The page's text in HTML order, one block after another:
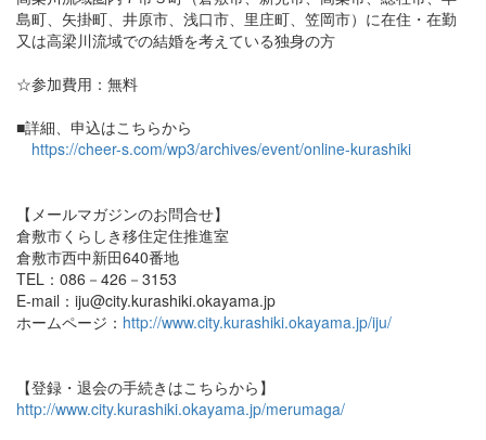
島町、矢掛町、井原市、浅口市、里庄町、笠岡市）に在住・在勤
又は高梁川流域での結婚を考えている独身の方
☆参加費用：無料
■詳細、申込はこちらから
https://cheer-s.com/wp3/archives/event/online-kurashiki
【メールマガジンのお問合せ】
倉敷市くらしき移住定住推進室
倉敷市西中新田640番地
TEL：086－426－3153
E-mail：iju@city.kurashiki.okayama.jp
ホームページ： http://www.city.kurashiki.okayama.jp/iju/
【登録・退会の手続きはこちらから】
http://www.city.kurashiki.okayama.jp/merumaga/